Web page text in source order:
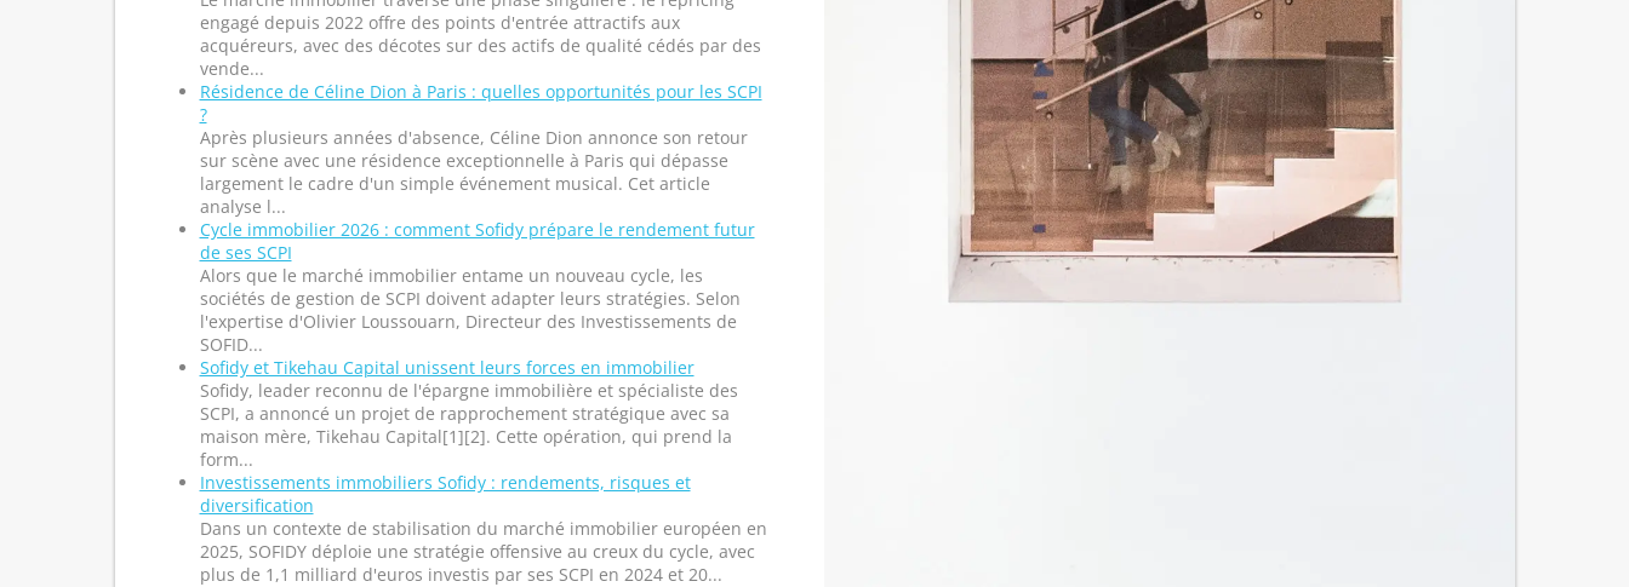
engagé depuis 2022 offre des points d'entrée attractifs aux
acquéreurs, avec des décotes sur des actifs de qualité cédés par des
vende...
Résidence de Céline Dion à Paris : quelles opportunités pour les SCPI
?
Après plusieurs années d'absence, Céline Dion annonce son retour
sur scène avec une résidence exceptionnelle à Paris qui dépasse
largement le cadre d'un simple événement musical. Cet article
analyse l...
Cycle immobilier 2026 : comment Sofidy prépare le rendement futur
de ses SCPI
Alors que le marché immobilier entame un nouveau cycle, les
sociétés de gestion de SCPI doivent adapter leurs stratégies. Selon
l'expertise d'Olivier Loussouarn, Directeur des Investissements de
SOFID...
Sofidy et Tikehau Capital unissent leurs forces en immobilier
Sofidy, leader reconnu de l'épargne immobilière et spécialiste des
SCPI, a annoncé un projet de rapprochement stratégique avec sa
maison mère, Tikehau Capital[1][2]. Cette opération, qui prend la
form...
Investissements immobiliers Sofidy : rendements, risques et
diversification
Dans un contexte de stabilisation du marché immobilier européen en
2025, SOFIDY déploie une stratégie offensive au creux du cycle, avec
plus de 1,1 milliard d'euros investis par ses SCPI en 2024 et 20...